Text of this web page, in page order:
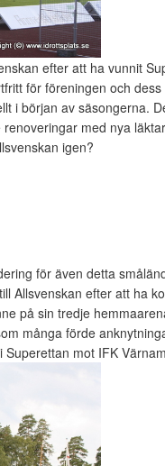
efter att ha vunnit
för föreningen och
i början av säsongerna.
med nya
igen?
för även detta
Allsvenskan efter att ha
på sin tredje
många förde
mot IFK